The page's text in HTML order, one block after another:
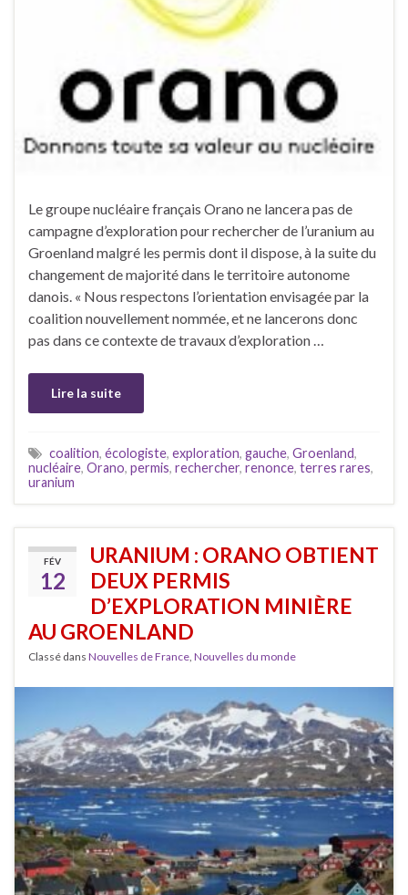
Le groupe nucléaire français Orano ne lancera pas de
campagne d’exploration pour rechercher de l’uranium au
Groenland malgré les permis dont il dispose, à la suite du
changement de majorité dans le territoire autonome
danois. « Nous respectons l’orientation envisagée par la
coalition nouvellement nommée, et ne lancerons donc
pas dans ce contexte de travaux d’exploration …
Lire la suite
coalition, écologiste, exploration, gauche, Groenland,
nucléaire, Orano, permis, rechercher, renonce, terres rares,
uranium
FÉV
12
URANIUM : ORANO OBTIENT
DEUX PERMIS
D’EXPLORATION MINIÈRE
AU GROENLAND
Classé dans Nouvelles de France Nouvelles du monde